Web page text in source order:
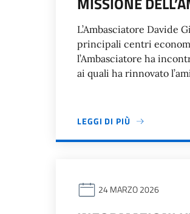
L’Ambasciatore Davide
principali centri
l’Ambasciatore ha
ai quali ha rinnovato
LEGGI DI PIÙ
24 MARZO 2026